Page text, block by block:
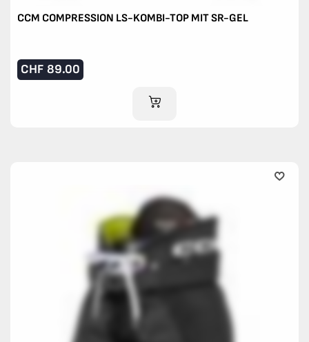
CCM COMPRESSION LS-KOMBI-TOP MIT SR-GEL
CHF 89.00
IM WARENKORB